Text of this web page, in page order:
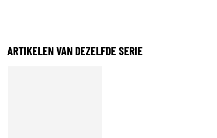
ARTIKELEN VAN DEZELFDE SERIE